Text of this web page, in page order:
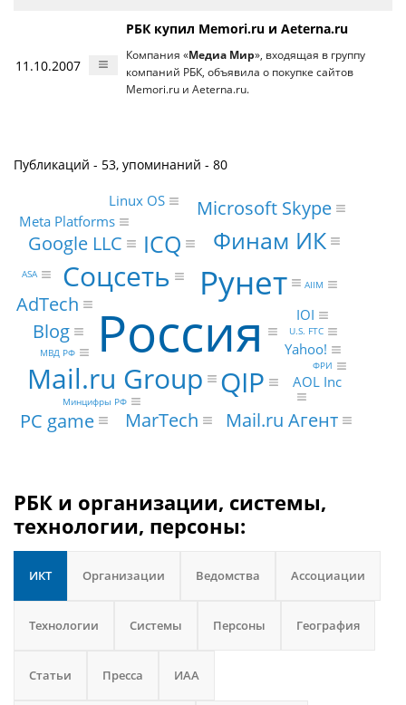
11.10.2007
РБК купил Memori.ru и Aeterna.ru
Компания «Медиа Мир», входящая в группу
компаний РБК, объявила о покупке сайтов
Memori.ru и Aeterna.ru.
Публикаций - 53, упоминаний - 80
Россия
Рунет
Mail.ru Group
Соцсеть
QIP
Финам ИК
ICQ
Google LLC
AdTech
PC game
Blog
MarTech Mail.ru Агент
Microsoft Skype
Meta Platforms
AOL Inc
Yahoo!
Linux OS
IOI
Минцифры РФ
МВД РФ
U.S. FTC
ASA
ФРИ
AIIM
РБК и организации, системы,
технологии, персоны:
ИКТ Организации Ведомства Ассоциации
Технологии Системы Персоны География
Статьи Пресса ИАА